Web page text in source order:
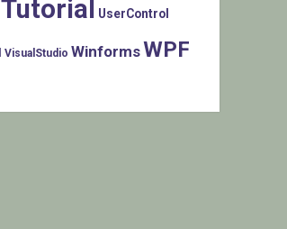
Tutorial UserControl
VisualStudio WinformsWPF